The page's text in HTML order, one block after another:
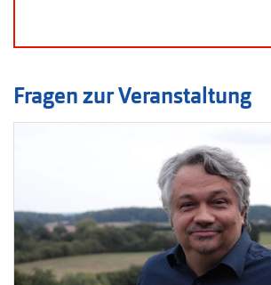
Fragen zur Veranstaltung